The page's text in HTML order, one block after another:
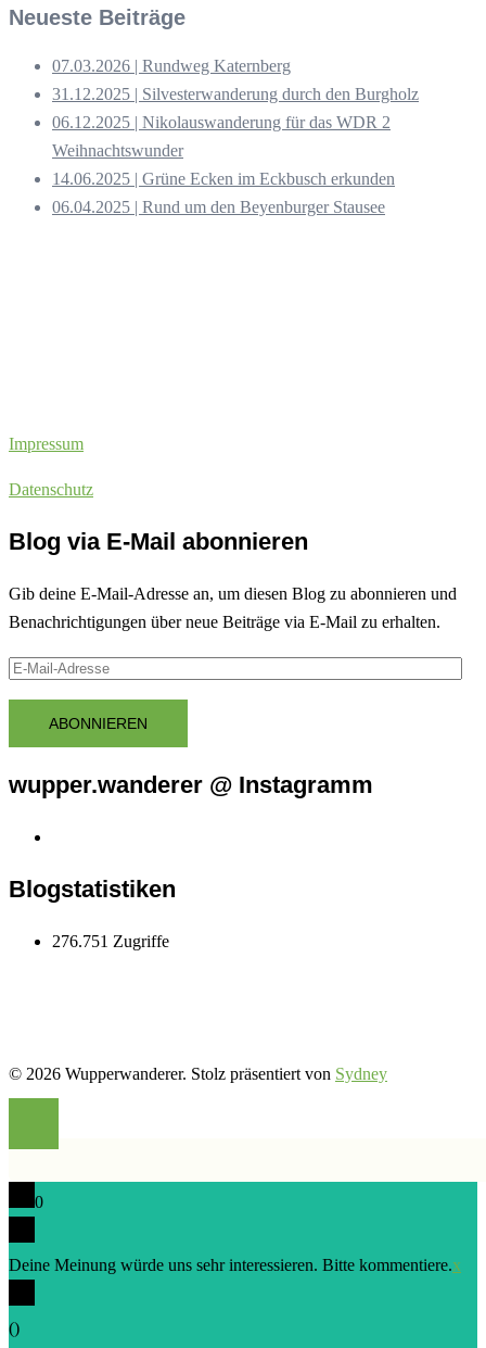
Neueste Beiträge
07.03.2026 | Rundweg Katernberg
31.12.2025 | Silvesterwanderung durch den Burgholz
06.12.2025 | Nikolauswanderung für das WDR 2
Weihnachtswunder
14.06.2025 | Grüne Ecken im Eckbusch erkunden
06.04.2025 | Rund um den Beyenburger Stausee
Impressum
Datenschutz
Blog via E-Mail abonnieren
Gib deine E-Mail-Adresse an, um diesen Blog zu abonnieren und
Benachrichtigungen über neue Beiträge via E-Mail zu erhalten.
E-
AdresseABONNIEREN
wupper.wanderer @ Instagramm
Blogstatistiken
276.751 Zugriffe
© 2026 Wupperwanderer. Stolz präsentiert von Sydney
0
Deine Meinung würde uns sehr interessieren. Bitte kommentiere.x
()